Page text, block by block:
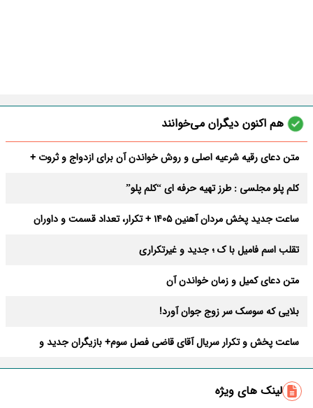
هم اکنون دیگران می‌خوانند
متن دعای رقیه شرعیه اصلی و روش خواندن آن برای ازدواج و ثروت +
کلم پلو مجلسی : طرز تهیه حرفه ای “کلم پلو”
ساعت جدید پخش مردان آهنین 1405 + تکرار، تعداد قسمت و داوران
تقلب اسم فامیل با ک ؛ جدید و غیرتکراری
متن دعای کمیل و زمان خواندن آن
بلایی که سوسک سر زوج جوان آورد!
ساعت پخش و تکرار سریال آقای قاضی فصل سوم+ بازیگران جدید و
طرز تهیه سالاد ماکارونی خانگی خوشمزه و لذیذ + آموزش تصویری
طرز تهیه پاستا با سس آلفردو و مرغ فوری + آموزش تصویری پنه
لینک های ویژه